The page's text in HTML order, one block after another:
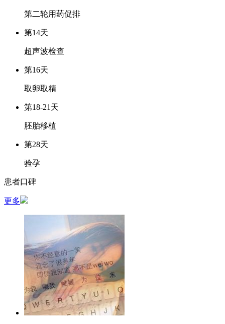
第二轮用药促排
第14天
超声波检查
第16天
取卵取精
第18-21天
胚胎移植
第28天
验孕
患者口碑
更多